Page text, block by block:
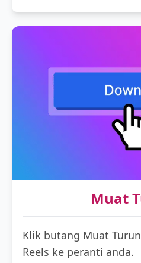
Muat
Klik butang Muat
Reels ke peranti anda.